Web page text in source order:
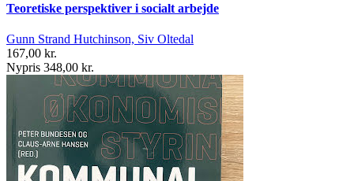
Teoretiske perspektiver i socialt arbejde
Gunn Strand Hutchinson, Siv Oltedal
167,00 kr.
Nypris 348,00 kr.